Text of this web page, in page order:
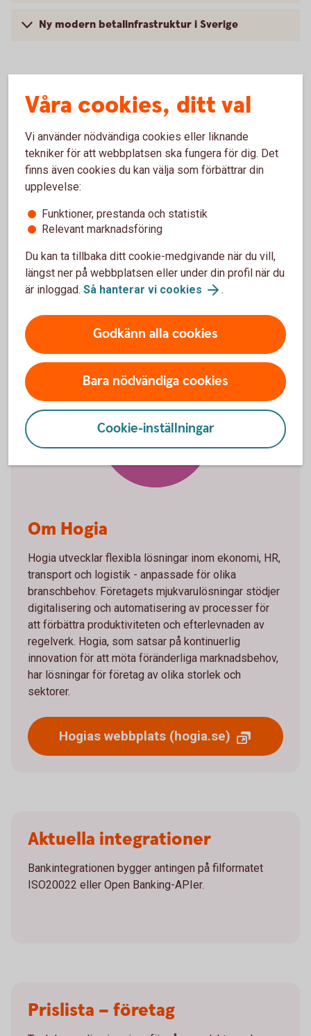
Ny modern betalinfrastruktur i Sverige
Hantera er ekonomi på ett
enkelt,snabbtochsäkert
sätt med bankintegration.
Hogia
Om Hogia
Hogia utvecklar flexibla lösningar inom ekonomi, HR,
transport och logistik - anpassade för olika
branschbehov. Företagets mjukvarulösningar stödjer
digitalisering och automatisering av processer för
att förbättra produktiviteten och efterlevnaden av
regelverk. Hogia, som satsar på kontinuerlig
innovation för att möta föränderliga marknadsbehov,
har lösningar för företag av olika storlek och
sektorer.
Hogias webbplats (hogia.se)
Aktuella integrationer
Bankintegrationen bygger antingen på filformatet
ISO20022 eller Open Banking-APIer.
Prislista – företag
Våra cookies, ditt val
Vi använder nödvändiga cookies eller liknande
tekniker för att webbplatsen ska fungera för dig. Det
finns även cookies du kan välja som förbättrar din
upplevelse:
Funktioner, prestanda och statistik
Relevant marknadsföring
Du kan ta tillbaka ditt cookie-medgivande när du vill,
längst ner på webbplatsen eller under din profil när du
är inloggad. Så hanterar vi cookies .
Godkänn alla cookies
Bara nödvändiga cookies
Cookie-inställningar